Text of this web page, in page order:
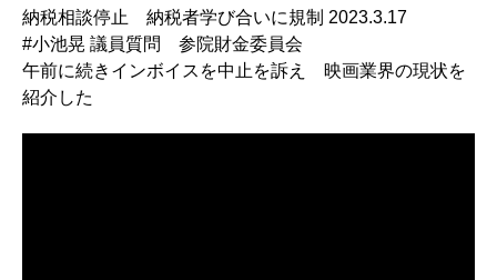
納税相談停止 納税者学び合いに規制 2023.3.17
#小池晃 議員質問 参院財金委員会
午前に続きインボイスを中止を訴え 映画業界の現状を
紹介した